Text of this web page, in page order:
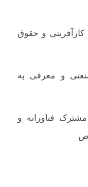
و حقوق
و معرفی به
فناورانه و